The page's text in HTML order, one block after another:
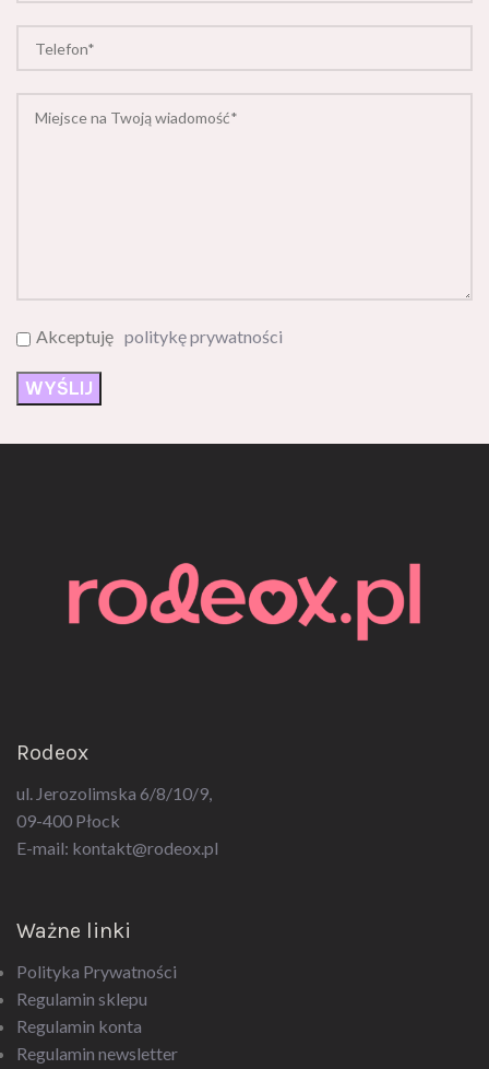
Akceptuję politykę prywatności
Rodeox
ul. Jerozolimska 6/8/10/9,
09-400 Płock
E-mail: kontakt@rodeox.pl
Ważne linki
Polityka Prywatności
Regulamin sklepu
Regulamin konta
Regulamin newsletter